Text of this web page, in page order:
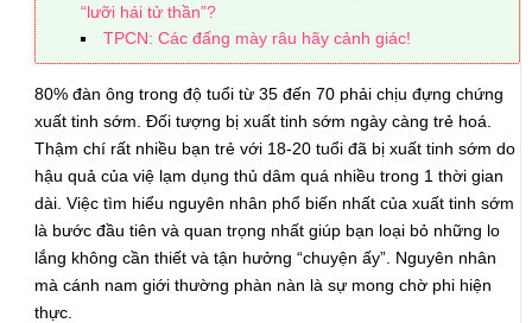
“lưỡi hái tử thần”?
TPCN: Các đấng mày râu hãy cảnh giác!
80% đàn ông trong độ tuổi từ 35 đến 70 phải chịu đựng chứng
xuất tinh sớm. Đối tượng bị xuất tinh sớm ngày càng trẻ hoá.
Thậm chí rất nhiều bạn trẻ với 18-20 tuổi đã bị xuất tinh sớm do
hậu quả của việ lạm dụng thủ dâm quá nhiều trong 1 thời gian
dài. Việc tìm hiểu nguyên nhân phổ biến nhất của xuất tinh sớm
là bước đầu tiên và quan trọng nhất giúp bạn loại bỏ những lo
lắng không cần thiết và tận hưởng “chuyện ấy”. Nguyên nhân
mà cánh nam giới thường phàn nàn là sự mong chờ phi hiện
thực.